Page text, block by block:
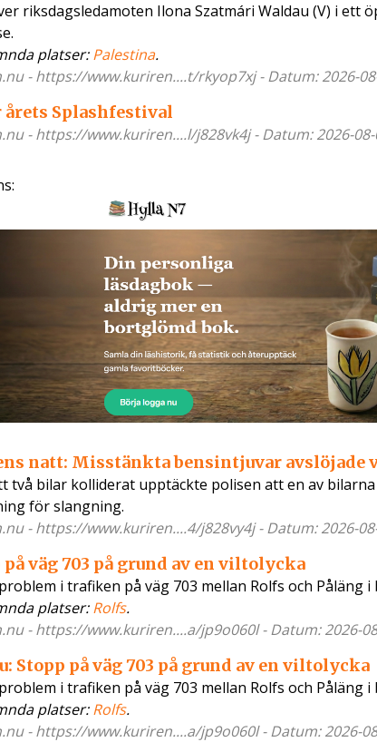
riksdagsledamoten Ilona Szatmári Waldau (V) i
platser:Palestina.
- https://www.kuriren....t/rkyop7xj - Datum: 2026-
årets Splashfestival
- https://www.kuriren....l/j828vk4j - Datum: 2026-08-
natt: Misstänkta bensintjuvar avslöjade
två bilar kolliderat upptäckte polisen att en av
för slangning.
- https://www.kuriren....4/j828vy4j - Datum: 2026-
på väg 703 på grund av en viltolycka
i trafiken på väg 703 mellan Rolfs och Påläng
platser:Rolfs.
- https://www.kuriren....a/jp9o060l - Datum: 2026-
Stopp på väg 703 på grund av en viltolycka
i trafiken på väg 703 mellan Rolfs och Påläng
platser:Rolfs.
- https://www.kuriren....a/jp9o060l - Datum: 2026-